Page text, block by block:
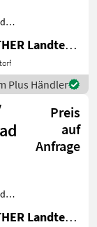
HOCHRATHER Landtechnik GmbH
Plus Händler
Preis
auf
Anfrage
HOCHRATHER Landtechnik GmbH